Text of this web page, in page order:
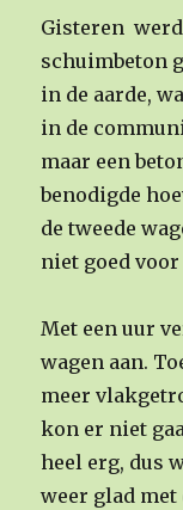
Gisteren
schuimbeton
in de aarde,
in de
maar een
benodigde
de tweede
niet goed
Met een uur
wagen aan.
meer
kon er niet
heel erg, dus
weer glad met